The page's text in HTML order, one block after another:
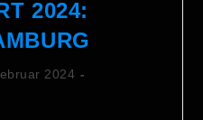
2024:
2024